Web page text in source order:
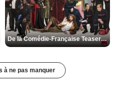
De la Comédie-Française Teaser VF
à ne pas manquer